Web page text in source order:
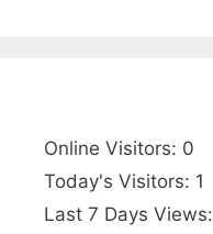
Online Visitors: 0
Today's Visitors: 1
Last 7 Days Views: